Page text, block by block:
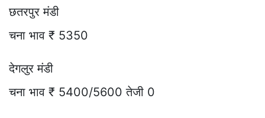
छतरपुर मंडी
चना भाव ₹ 5350
देगलुर मंडी
चना भाव ₹ 5400/5600 तेजी 0